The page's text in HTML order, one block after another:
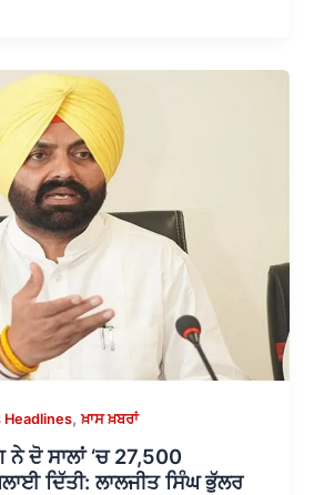
Headlines,ਖ਼ਾਸ ਖ਼ਬਰਾਂ
ਨੇ ਦੋ ਸਾਲਾਂ ‘ਚ 27,500
ਦਿੱਤੀ: ਲਾਲਜੀਤ ਸਿੰਘ ਭੁੱਲਰ